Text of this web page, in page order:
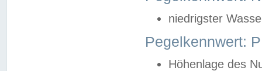
niedrigster
Pegelkennwert:
Höhenlage des